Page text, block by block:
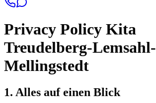
Privacy Policy Kita
Treudelberg-Lemsahl-
Mellingstedt
1. Alles auf einen Blick